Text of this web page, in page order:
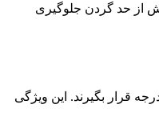
از حد گردن جلوگیری
صندلی نیز باید قابل تنظیم باشند تا بتوانند دست‌ها و آرنج‌ها را در وضعیت راحت قرار دهند. دسته‌های صندلی باید طوری تنظیم شوند که بازوها به‌طور طبیعی در زاویه 90 درجه قرار بگیرند. این ویژگی